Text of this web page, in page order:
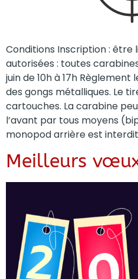
Conditions Inscription : être
autorisées : toutes
juin de 10h à 17h Règlement
des gongs métalliques. Le
cartouches. La carabine
l’avant par tous moyens
monopod arrière est
Meilleurs